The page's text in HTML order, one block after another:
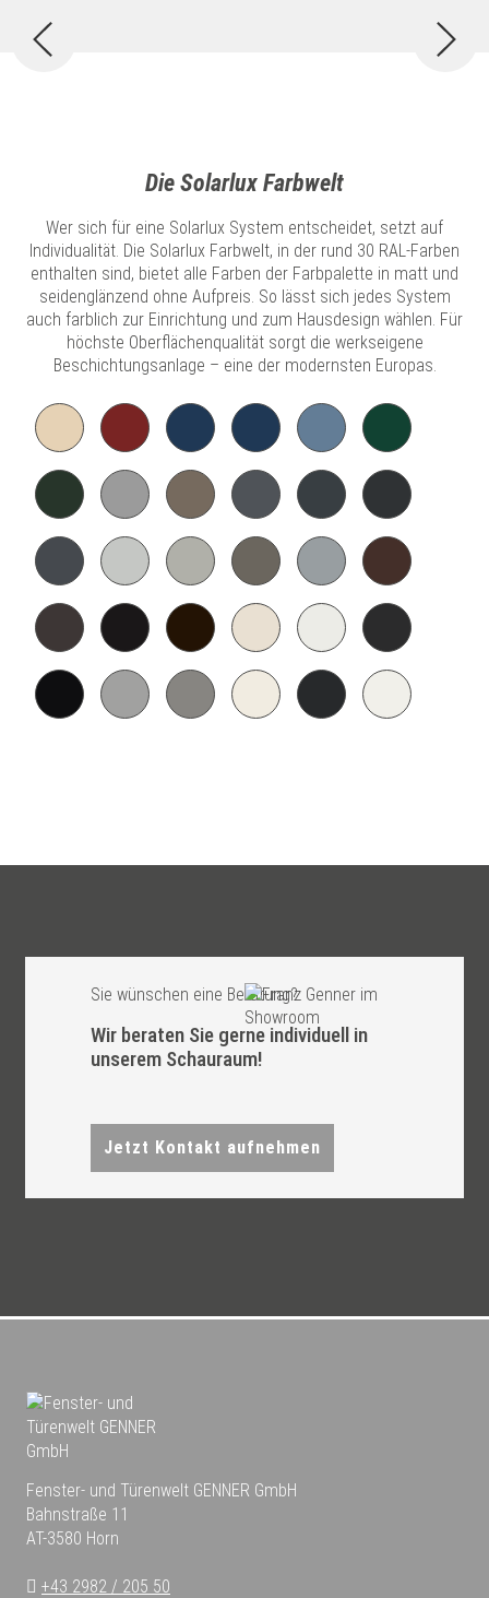
Die Solarlux Farbwelt
Wer sich für eine Solarlux System entscheidet, setzt auf
Individualität. Die Solarlux Farbwelt, in der rund 30 RAL-Farben
enthalten sind, bietet alle Farben der Farbpalette in matt und
seidenglänzend ohne Aufpreis. So lässt sich jedes System
auch farblich zur Einrichtung und zum Hausdesign wählen. Für
höchste Oberflächenqualität sorgt die werkseigene
Beschichtungsanlage – eine der modernsten Europas.
Sie wünschen eine Beratung?
Wir beraten Sie gerne individuell in
unserem Schauraum!
Jetzt Kontakt aufnehmen
Fenster- und Türenwelt GENNER GmbH
Bahnstraße 11
AT-3580 Horn
+43 2982 / 205 50